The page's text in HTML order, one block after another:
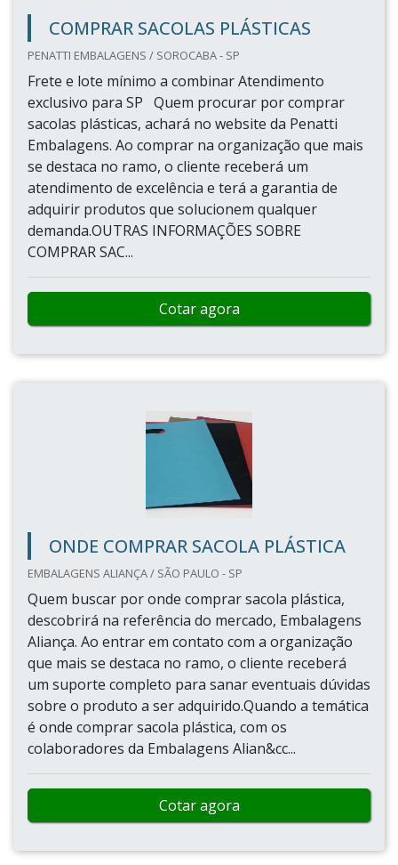
COMPRAR SACOLAS PLÁSTICAS
PENATTI EMBALAGENS / SOROCABA - SP
Frete e lote mínimo a combinar Atendimento
exclusivo para SP Quem procurar por comprar
sacolas plásticas, achará no website da Penatti
Embalagens. Ao comprar na organização que mais
se destaca no ramo, o cliente receberá um
atendimento de excelência e terá a garantia de
adquirir produtos que solucionem qualquer
demanda.OUTRAS INFORMAÇÕES SOBRE
COMPRAR SAC...
Cotar agora
ONDE COMPRAR SACOLA PLÁSTICA
EMBALAGENS ALIANÇA / SÃO PAULO - SP
Quem buscar por onde comprar sacola plástica,
descobrirá na referência do mercado, Embalagens
Aliança. Ao entrar em contato com a organização
que mais se destaca no ramo, o cliente receberá
um suporte completo para sanar eventuais dúvidas
sobre o produto a ser adquirido.Quando a temática
é onde comprar sacola plástica, com os
colaboradores da Embalagens Alian&cc...
Cotar agora